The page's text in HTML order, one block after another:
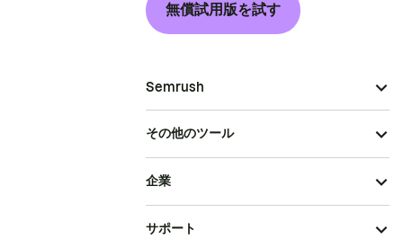
無償試用版を試す
Semrush
その他のツール
企業
サポート